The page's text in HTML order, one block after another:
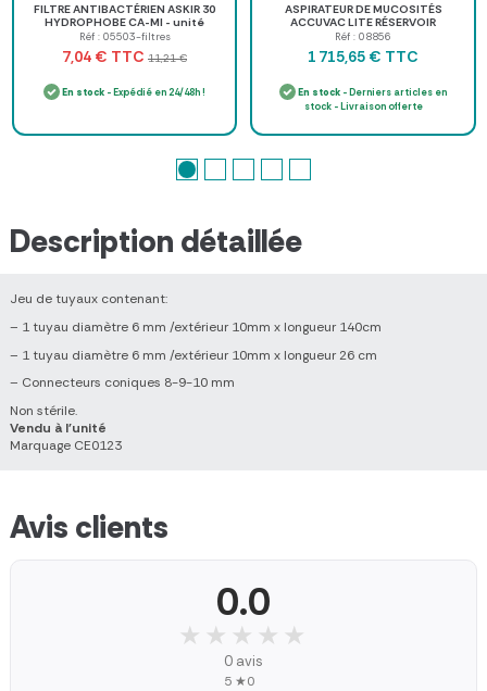
FILTRE ANTIBACTÉRIEN ASKIR 30
HYDROPHOBE CA-MI - unité
Réf : 05503-filtres
7,04 € TTC 11,21 €
En stock - Expédié en 24/48h !
ASPIRATEUR DE MUCOSITÉS
ACCUVAC LITE RÉSERVOIR
RÉUTILISABLE WEINMANN - 1000 ml
Réf : 08856
1 715,65 € TTC
En stock - Derniers articles en
stock - Livraison offerte
Description détaillée
Jeu de tuyaux contenant:
– 1 tuyau diamètre 6 mm /extérieur 10mm x longueur 140cm
– 1 tuyau diamètre 6 mm /extérieur 10mm x longueur 26 cm
– Connecteurs coniques 8-9-10 mm
Non stérile.
Vendu à l'unité
Marquage CE0123
Avis clients
0.0
★★★★★
★★★★★
0 avis
5 ★0